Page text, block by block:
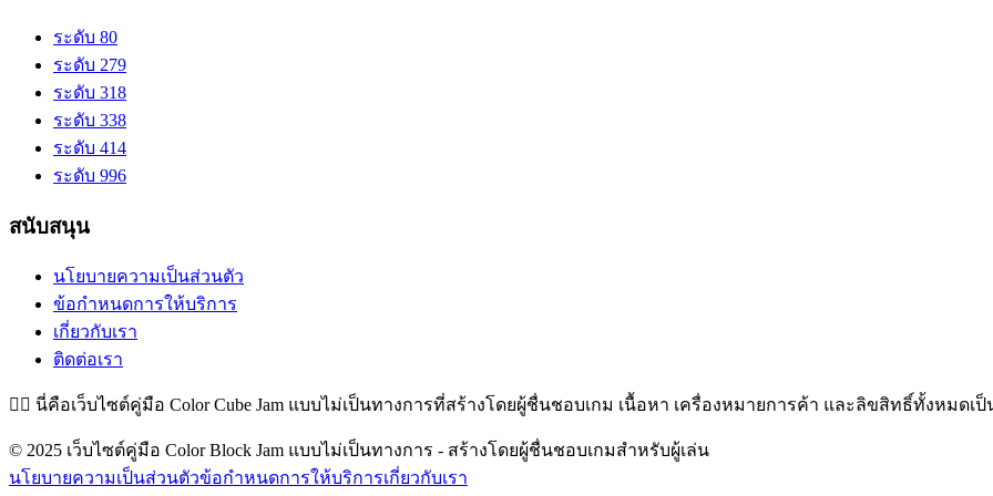
ระดับ 80
ระดับ 279
ระดับ 318
ระดับ 338
ระดับ 414
ระดับ 996
สนับสนุน
นโยบายความเป็นส่วนตัว
ข้อกำหนดการให้บริการ
เกี่ยวกับเรา
ติดต่อเรา
👉🏻 นี่คือเว็บไซต์คู่มือ Color Cube Jam แบบไม่เป็นทางการที่สร้างโดยผู้ชื่นชอบเกม เนื้อหา เครื่องหมายการค้า และลิขสิทธิ์ทั้งหมดเป็
© 2025 เว็บไซต์คู่มือ Color Block Jam แบบไม่เป็นทางการ - สร้างโดยผู้ชื่นชอบเกมสำหรับผู้เล่น
นโยบายความเป็นส่วนตัวข้อกำหนดการให้บริการเกี่ยวกับเรา